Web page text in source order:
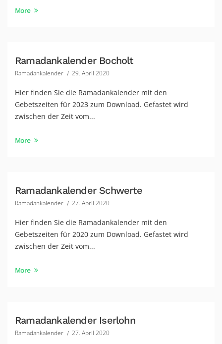
More
Ramadankalender Bocholt
Ramadankalender 29. April 2020
Hier finden Sie die Ramadankalender mit den
Gebetszeiten für 2023 zum Download. Gefastet wird
zwischen der Zeit vom...
More
Ramadankalender Schwerte
Ramadankalender 27. April 2020
Hier finden Sie die Ramadankalender mit den
Gebetszeiten für 2020 zum Download. Gefastet wird
zwischen der Zeit vom...
More
Ramadankalender Iserlohn
Ramadankalender 27. April 2020